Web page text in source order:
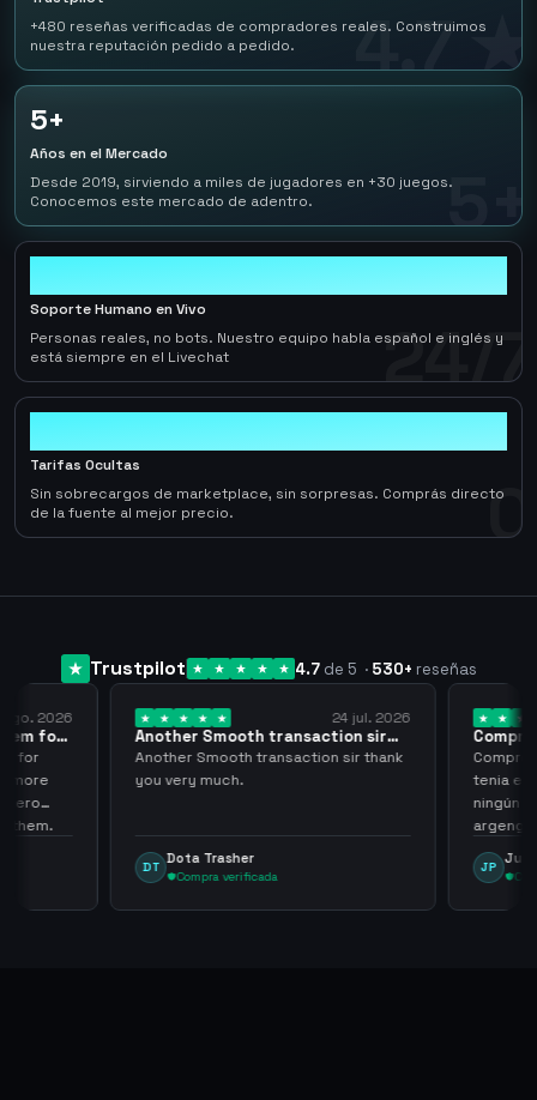
4.7 ★
+480 reseñas verificadas de compradores reales. Construimos
nuestra reputación pedido a pedido.
5+
5+
Años en el Mercado
Desde 2019, sirviendo a miles de jugadores en +30 juegos.
Conocemos este mercado de adentro.
24/7
Soporte Humano en Vivo
Personas reales, no bots. Nuestro equipo habla español e inglés y
está siempre en el Livechat
0
Tarifas Ocultas
Sin sobrecargos de marketplace, sin sorpresas. Comprás directo
de la fuente al mejor precio.
Trustpilot 4.7 de 5 · 530+ reseñas
2026
for
for
more
zero
them.
24 jul. 2026
Another Smooth transaction sir
thank…
Another Smooth transaction sir thank
you very much.
DT
Dota Trasher
Compra verificada
los…
Compre
tenia en
ningún
JP
Juan